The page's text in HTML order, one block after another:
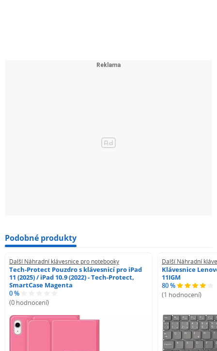
Podobné produkty
Další Náhradní klávesnice pro notebooky
Tech-Protect Pouzdro s klávesnicí pro iPad
11 (2025) / iPad 10.9 (2022) - Tech-Protect,
SmartCase Magenta
0 %
(0 hodnocení)
Další Náhradní
Klávesnice
11IGM
80 %
(1 hodnocení)